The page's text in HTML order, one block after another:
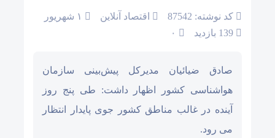
کد نوشته: 87542 اقتصاد آنلاین
۰
صادق ضیائیان مدیرکل پیش‌بینی سازمان
هواشناسی کشور اظهار داشت: طی پنج روز
آینده در غالب مناطق کشور جوی پایدار انتظار
می رود.